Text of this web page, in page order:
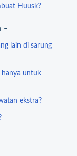
Huusk?
-
lain di sarung
hanya untuk
ekstra?